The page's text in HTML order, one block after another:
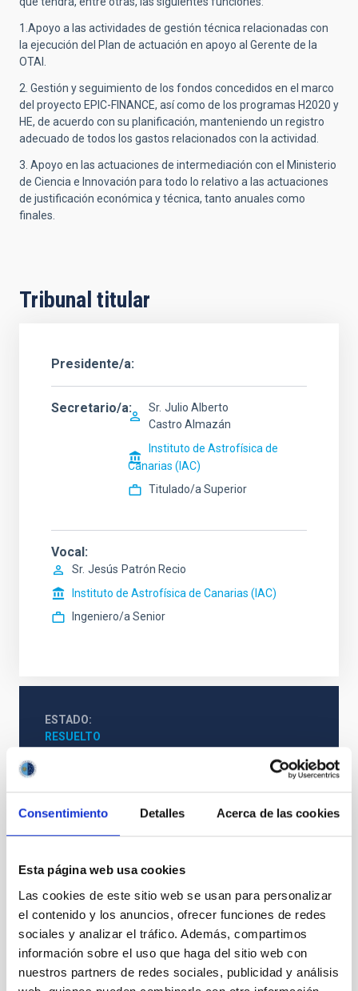
Consentimiento Detalles Acerca de las cookies
Esta página web usa cookies
Las cookies de este sitio web se usan para personalizar
el contenido y los anuncios, ofrecer funciones de redes
sociales y analizar el tráfico. Además, compartimos
información sobre el uso que haga del sitio web con
nuestros partners de redes sociales, publicidad y análisis
1.Apoyo a las actividades de gestión técnica relacionadas con
la ejecución del Plan de actuación en apoyo al Gerente de la
OTAI.
2. Gestión y seguimiento de los fondos concedidos en el marco
del proyecto EPIC-FINANCE, así como de los programas H2020 y
HE, de acuerdo con su planificación, manteniendo un registro
adecuado de todos los gastos relacionados con la actividad.
3. Apoyo en las actuaciones de intermediación con el Ministerio
de Ciencia e Innovación para todo lo relativo a las actuaciones
de justificación económica y técnica, tanto anuales como
finales.
Tribunal titular
Presidente/a
Secretario/a Sr. Julio Alberto
Castro Almazán
Instituto de Astrofísica de
Canarias (IAC)
Titulado/a Superior
Vocal
Sr. Jesús Patrón Recio
Instituto de Astrofísica de Canarias (IAC)
Ingeniero/a Senior
ESTADO
RESUELTO
NIVEL ESPAÑOL MÁSTER (MECES 3)
ESPECIALIDAD
PROMOCIÓN INTERNA
NO
PS-2024-012 BASES CONVOCATORIA
ANEXO III SOLICITUD